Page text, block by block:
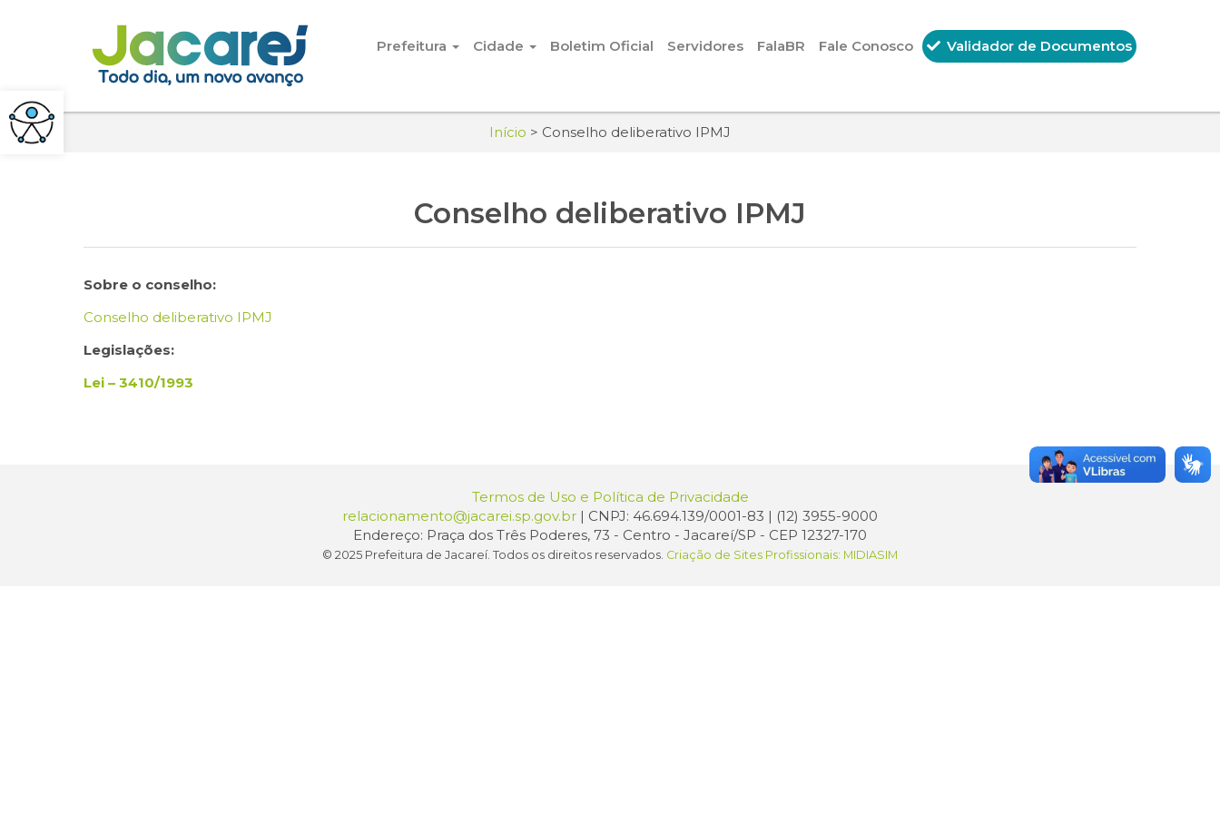
Pular para o conteúdo
Prefeitura
Cidade Boletim Oficial Servidores FalaBR Fale Conosco Validador de Documentos
Início > Conselho deliberativo IPMJ
Conselho deliberativo IPMJ
Sobre o conselho:
Conselho deliberativo IPMJ
Legislações:
Lei – 3410/1993
Termos de Uso e Política de Privacidade
relacionamento@jacarei.sp.gov.br | CNPJ: 46.694.139/0001-83 | (12) 3955-9000
Endereço: Praça dos Três Poderes, 73 - Centro - Jacareí/SP - CEP 12327-170
© 2025 Prefeitura de Jacareí. Todos os direitos reservados. Criação de Sites Profissionais: MIDIASIM